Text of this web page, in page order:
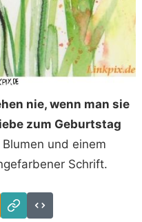
nie, wenn man sie
zum Geburtstag
und einem
Schrift.
Download
Link
Code